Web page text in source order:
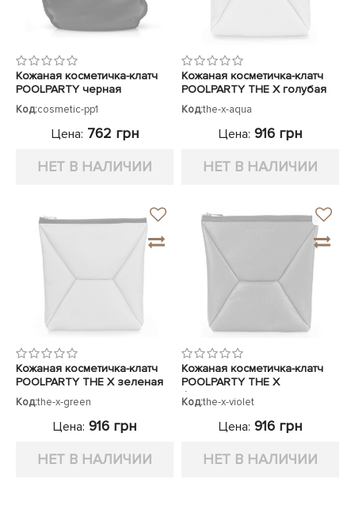
Кожаная косметичка-клатч
POOLPARTY черная
Код:cosmetic-pp1
Цена: 762 грн
НЕТ В НАЛИЧИИ
Кожаная косметичка-клатч
POOLPARTY THE X голубая
Код:the-x-aqua
Цена: 916 грн
НЕТ В НАЛИЧИИ
Кожаная косметичка-клатч
POOLPARTY THE X зеленая
Код:the-x-green
Цена: 916 грн
НЕТ В НАЛИЧИИ
Кожаная косметичка-клатч
POOLPARTY THE X
фиолетовая
Код:the-x-violet
Цена: 916 грн
НЕТ В НАЛИЧИИ